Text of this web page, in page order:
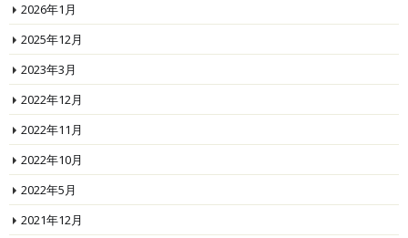
2026年1月
2025年12月
2023年3月
2022年12月
2022年11月
2022年10月
2022年5月
2021年12月